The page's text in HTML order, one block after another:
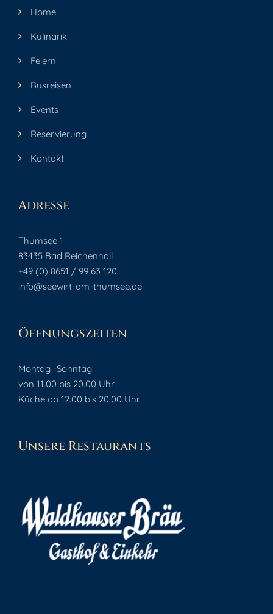
Home
Kulinarik
Feiern
Busreisen
Events
Reservierung
Kontakt
Adresse
Thumsee 1
83435 Bad Reichenhall
+49 (0) 8651 / 99 63 120
info@seewirt-am-thumsee.de
Öffnungszeiten
Montag -Sonntag:
von 11.00 bis 20.00 Uhr
Küche ab 12.00 bis 20.00 Uhr
Unsere Restaurants